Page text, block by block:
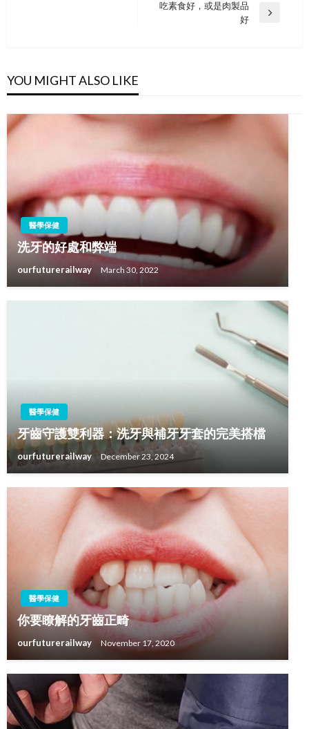
吃素食好，或是肉製品
好
YOU MIGHT ALSO LIKE
醫學保健
洗牙的好處和弊端
ourfuturerailway March 30, 2022
醫學保健
牙齒守護雙利器：洗牙與補牙牙套的完美搭檔
ourfuturerailway December 23, 2024
醫學保健
你要瞭解的牙齒正畸
ourfuturerailway November 17, 2020